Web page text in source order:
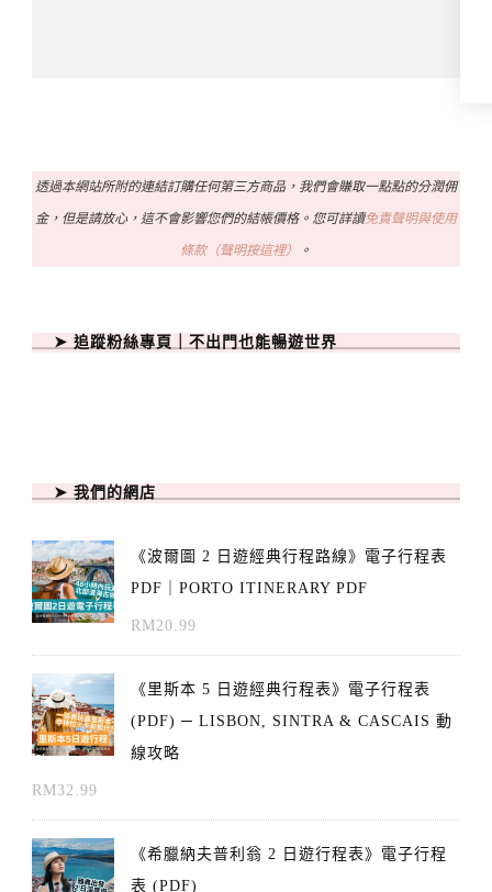
透過本網站所附的連結訂購任何第三方商品，我們會賺取一點點的分潤佣
金，但是請放心，這不會影響您們的結帳價格。您可詳讀免責聲明與使用
條款（聲明按這裡） 。
➤ 追蹤粉絲專頁｜不出門也能暢遊世界
➤ 我們的網店
《波爾圖 2 日遊經典行程路線》電子行程表
PDF｜PORTO ITINERARY PDF
RM20.99
《里斯本 5 日遊經典行程表》電子行程表
(PDF) ─ LISBON, SINTRA & CASCAIS 動
線攻略
RM32.99
《希臘納夫普利翁 2 日遊行程表》電子行程
表 (PDF)